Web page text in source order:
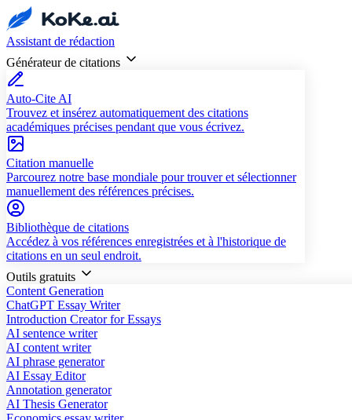
Assistant de rédaction
Générateur de citations
Auto-Cite AI
Trouvez et insérez automatiquement des citations
académiques précises pendant que vous écrivez.
Citation manuelle
Parcourez notre base mondiale pour trouver et sélectionner
manuellement des références précises.
Bibliothèque de citations
Accédez à vos références enregistrées et à l'historique de
citations en un seul endroit.
Outils gratuits
Content Generation
ChatGPT Essay Writer
Introduction Creator for Essays
AI sentence writer
AI content writer
AI phrase generator
AI Essay Editor
Annotation generator
AI Thesis Generator